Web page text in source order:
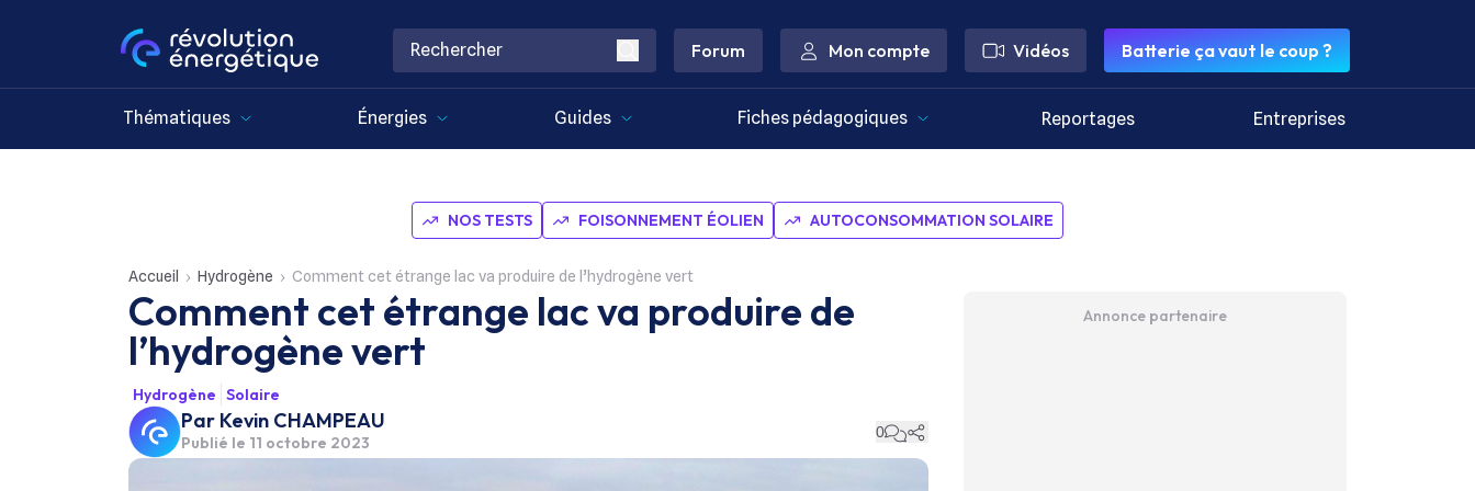
Forum Mon compte Vidéos Batterie ça vaut le coup ?
Thématiques Énergies Guides Fiches pédagogiques Reportages Entreprises
NOS TESTS FOISONNEMENT ÉOLIEN AUTOCONSOMMATION SOLAIRE
Accueil Hydrogène Comment cet étrange lac va produire de l’hydrogène vert
Comment cet étrange lac va produire de
l’hydrogène vert
Hydrogène Solaire
Par Kevin CHAMPEAU
Publié le 11 octobre 2023
0
Annonce partenaire